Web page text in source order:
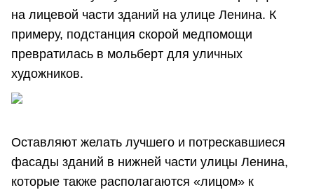
на лицевой части зданий на улице Ленина. К
примеру, подстанция скорой медпомощи
превратилась в мольберт для уличных
художников.
Оставляют желать лучшего и потрескавшиеся
фасады зданий в нижней части улицы Ленина,
которые также располагаются «лицом» к